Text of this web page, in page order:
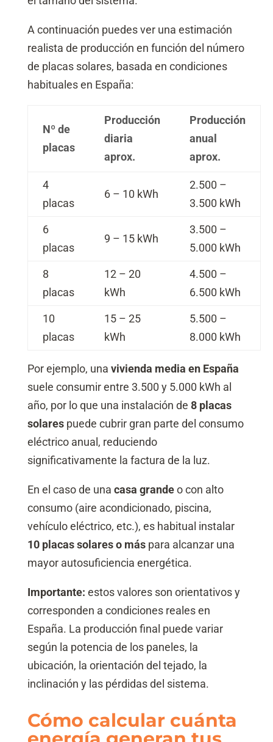
A continuación puedes ver una estimación
realista de producción en función del número
de placas solares, basada en condiciones
habituales en España:
Nº de
placas
Producción
diaria
aprox.
Producción
anual
aprox.
4
placas
6 – 10 kWh
2.500 –
3.500 kWh
6
placas
9 – 15 kWh
3.500 –
5.000 kWh
8
placas
12 – 20
kWh
4.500 –
6.500 kWh
10
placas
15 – 25
kWh
5.500 –
8.000 kWh
Por ejemplo, una vivienda media en España
suele consumir entre 3.500 y 5.000 kWh al
año, por lo que una instalación de 8 placas
solarespuede cubrir gran parte del consumo
eléctrico anual, reduciendo
significativamente la factura de la luz.
En el caso de una casa grandeo con alto
consumo (aire acondicionado, piscina,
vehículo eléctrico, etc.), es habitual instalar
10 placas solares o máspara alcanzar una
mayor autosuficiencia energética.
Importante: estos valores son orientativos y
corresponden a condiciones reales en
España. La producción final puede variar
según la potencia de los paneles, la
ubicación, la orientación del tejado, la
inclinación y las pérdidas del sistema.
Cómo calcular cuánta